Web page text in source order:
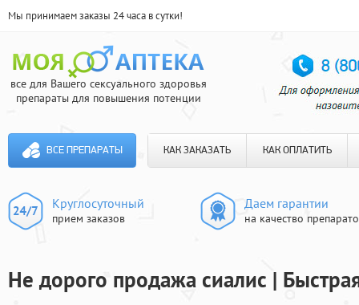
Мы принимаем заказы 24 часа в сутки!
все для Вашего сексуального здоровья
препараты для повышения потенции
ВСЕ ПРЕПАРАТЫ КАК ЗАКАЗАТЬ КАК ОПЛАТИТЬ
Круглосуточный
прием заказов
Даем гарантии
на качество
Не дорого продажа сиалис |